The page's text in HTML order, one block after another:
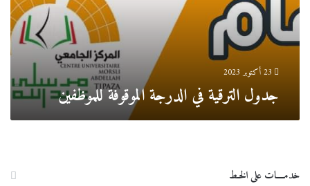
23 أكتوبر 2023
جدول الترقية في الدرجة الموقوفة للموظفين
خدمــــات على الخـط